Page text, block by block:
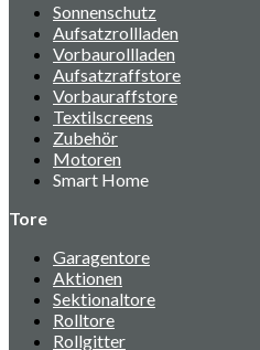
Sonnenschutz
Aufsatzrollladen
Vorbaurollladen
Aufsatzraffstore
Vorbauraffstore
Textilscreens
Zubehör
Motoren
Smart Home
Tore
Garagentore
Aktionen
Sektionaltore
Rolltore
Rollgitter